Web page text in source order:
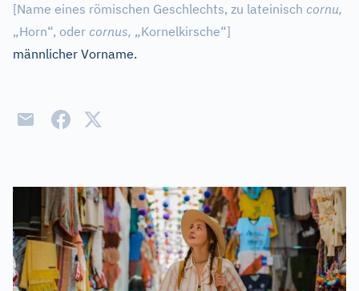
[Name eines römischen Geschlechts, zu lateinisch cornu,
„Horn“, oder cornus, „Kornelkirsche“]
männlicher Vorname.